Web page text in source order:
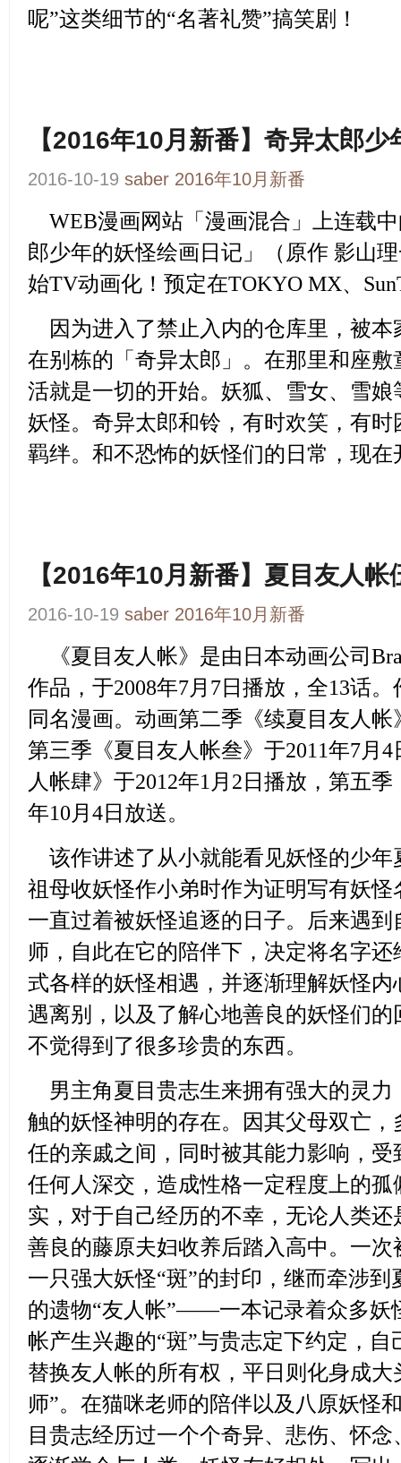
呢”这类细节的“名著礼赞”搞笑剧！
【2016年10月新番】奇异太郎
2016-10-19 saber 2016年10月新番
WEB漫画网站「漫画混合」上连载
郎少年的妖怪绘画日记」
（原作 影山
始TV动画化！预定在TOKYO MX、
因为进入了禁止入内的仓库里，被本
在别栋的「奇异太郎」。在那里和座
活就是一切的开始。妖狐、雪女、雪
妖怪。奇异太郎和铃，有时欢笑，有
羁绊。和不恐怖的妖怪们的日常，现在
【2016年10月新番】夏目友人帐
2016-10-19 saber 2016年10月新番
《夏目友人帐》 是由日本动画公司
作品，于2008年7月7日播放，全13话
同名漫画。动画第二季《续夏目友人帐
第三季《夏目友人帐叁》于2011年7月
人帐肆》于2012年1月2日播放，第五
年10月4日放送。
该作讲述了从小就能看见妖怪的少年
祖母收妖怪作小弟时作为证明写有妖怪
一直过着被妖怪追逐的日子。后来遇
师，自此在它的陪伴下，决定将名字
式各样的妖怪相遇，并逐渐理解妖怪
遇离别，以及了解心地善良的妖怪们
不觉得到了很多珍贵的东西。
男主角夏目贵志生来拥有强大的灵力
触的妖怪神明的存在。因其父母双亡
任的亲戚之间，同时被其能力影响，
任何人深交，造成性格一定程度上的
实，对于自己经历的不幸，无论人类
善良的藤原夫妇收养后踏入高中。一
一只强大妖怪“斑”的封印，继而牵涉
的遗物“友人帐”——一本记录着众多妖
帐产生兴趣的“斑”与贵志定下约定，
替换友人帐的所有权，平日则化身成
师”。在猫咪老师的陪伴以及八原妖怪
目贵志经历过一个个奇异、悲伤、怀